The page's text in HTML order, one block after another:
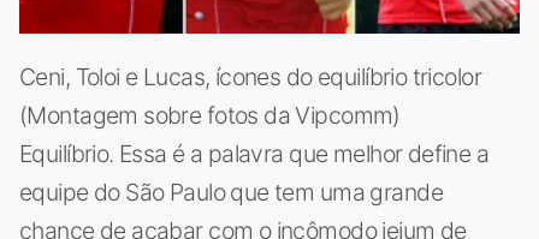
Ceni, Toloi e Lucas, ícones do equilíbrio tricolor
(Montagem sobre fotos da Vipcomm)
Equilíbrio. Essa é a palavra que melhor define a
equipe do São Paulo que tem uma grande
chance de acabar com o incômodo jejum de